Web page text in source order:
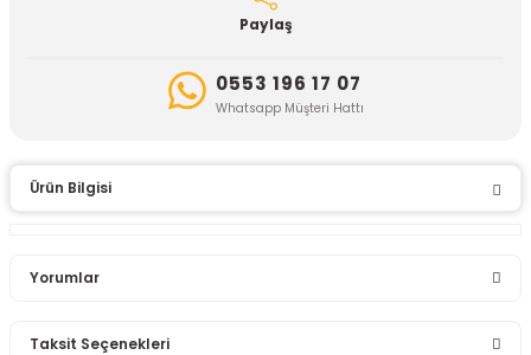
Paylaş
0553 196 17 07
Whatsapp Müşteri Hattı
Ürün Bilgisi
Yorumlar
Taksit Seçenekleri